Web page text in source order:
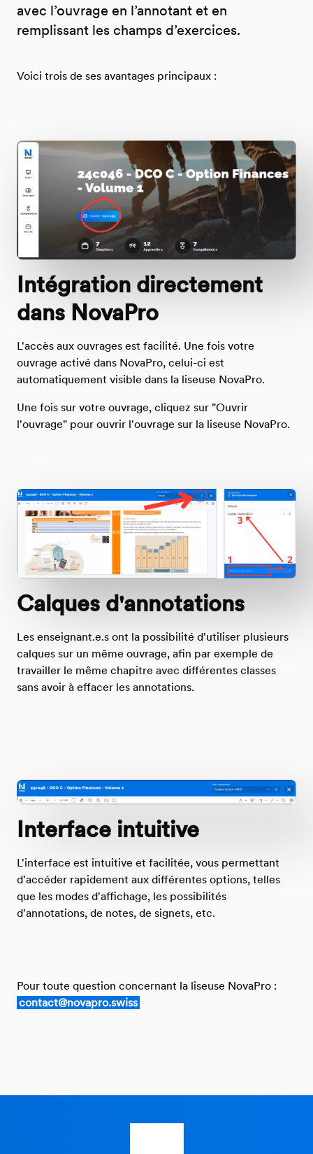
avec l’ouvrage en l’annotant et en
remplissant les champs d’exercices.
Voici trois de ses avantages principaux :
Intégration directement
dans NovaPro
L'accès aux ouvrages est facilité. Une fois votre
ouvrage activé dans NovaPro, celui-ci est
automatiquement visible dans la liseuse NovaPro.
Une fois sur votre ouvrage, cliquez sur "Ouvrir
l'ouvrage" pour ouvrir l'ouvrage sur la liseuse NovaPro.
Calques d'annotations
Les enseignant.e.s ont la possibilité d'utiliser plusieurs
calques sur un même ouvrage, afin par exemple de
travailler le même chapitre avec différentes classes
sans avoir à effacer les annotations.
Interface intuitive
L'interface est intuitive et facilitée, vous permettant
d'accéder rapidement aux différentes options, telles
que les modes d'affichage, les possibilités
d'annotations, de notes, de signets, etc.
Pour toute question concernant la liseuse NovaPro :
contact@novapro.swiss